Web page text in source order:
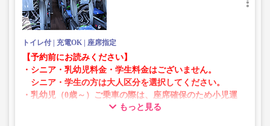
トイレ付 充電OK 座席指定
【予約前にお読みください】
・シニア・乳幼児料金・学生料金はございません。
シニア・学生の方は大人区分を選択してください。
・乳幼児（0歳～）ご乗車の際は、座席確保のため小児運
賃での乗車券が必要です。もっと見る